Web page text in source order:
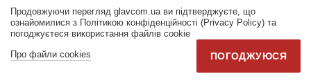
Карта бойових дій в
Україні станом на
21 травня 2024 року
21 травня, 2024, 11:54
Удар по
гіпермаркету в
Харкові: поліція
ідентифікувала 14
Продовжуючи перегляд glavcom.ua ви підтверджуєте, що
ознайомилися з Політикою конфіденційності (Privacy Policy) та
погоджуєтеся використання файлів cookie
Про файли cookies
ПОГОДЖУЮСЯ